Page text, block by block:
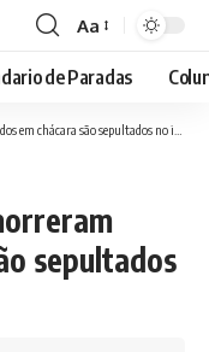
Font
Resizer
Aa
de Paradas
são sepultados no interior de SP
sepultados